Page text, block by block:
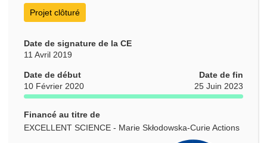
Projet clôturé
Date de signature de la CE
11 Avril 2019
Date de début
10 Février 2020
Date de fin
25 Juin 2023
Financé au titre de
EXCELLENT SCIENCE - Marie Skłodowska-Curie Actions